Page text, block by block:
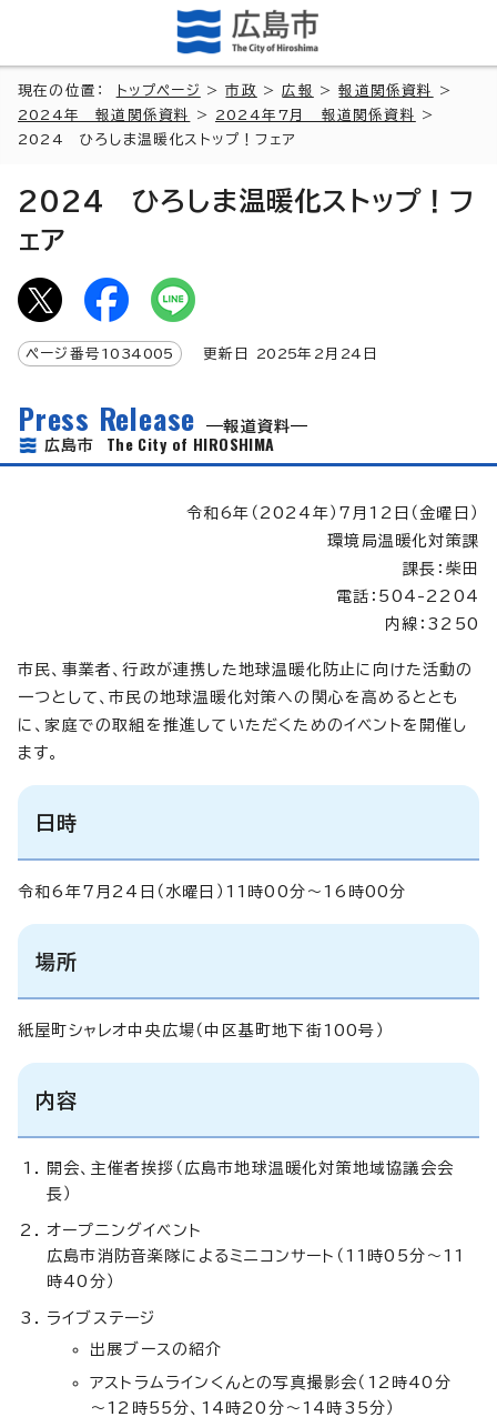
現在の位置： トップページ >市政 >広報 >報道関係資料
>
2024年 報道関係資料
> 2024年7月 報道関係資料
>
2024 ひろしま温暖化ストップ！フェア
2024 ひろしま温暖化ストップ！フ
ェア
ページ番号 1034005 更新日 2025年2月 24 日
Press Release
報道資料
広島市 The City of HIROSHIMA
令和6年（2024年）7月12日（金曜日）
環境局温暖化対策課
課長：柴田
電話：504-2204
内線：3250
市民、事業者、行政が連携した地球温暖化防止に向けた活動の
一つとして、市民の地球温暖化対策への関心を高めるととも
に、家庭での取組を推進していただくためのイベントを開催し
ます。
日時
令和6年7月24日（水曜日）11時00分～16時00分
場所
紙屋町シャレオ中央広場（中区基町地下街100号）
内容
開会、主催者挨拶（広島市地球温暖化対策地域協議会会
長）
オープニングイベント
広島市消防音楽隊によるミニコンサート（11時05分～11
時40分）
ライブステージ
出展ブースの紹介
アストラムラインくんとの写真撮影会（12時40分
～12時55分、14時20分～14時35分）